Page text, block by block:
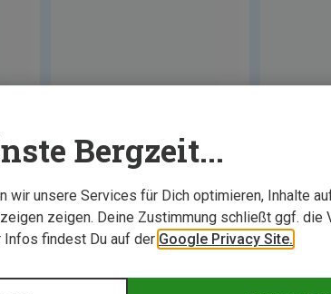
Bergzeit...
wir unsere Services für Dich optimieren, Inhalte
zeigen. Deine Zustimmung schließt ggf. die
Infos findest Du auf der Google Privacy Site.